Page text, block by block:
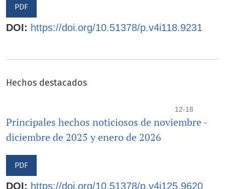
PDF
DOI: https://doi.org/10.51378/p.v4i118.9231
Hechos destacados
12-18
Principales hechos noticiosos de noviembre -
diciembre de 2025 y enero de 2026
PDF
DOI: https://doi.org/10.51378/p.v4i125.9620